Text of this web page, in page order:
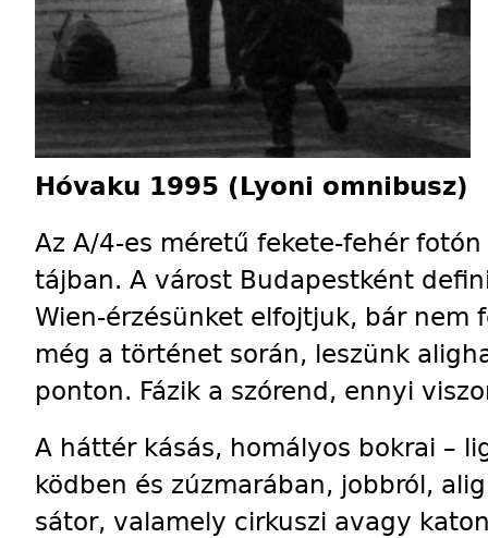
Hóvaku 1995 (Lyoni omnibusz)
Az A/4-es méretű fekete-fehér
tájban. A várost Budapestként
Wien-érzésünket elfojtjuk, bár nem
még a történet során, leszünk
ponton. Fázik a szórend, ennyi
A háttér kásás, homályos bokrai –
ködben és zúzmarában, jobbról,
sátor, valamely cirkuszi avagy